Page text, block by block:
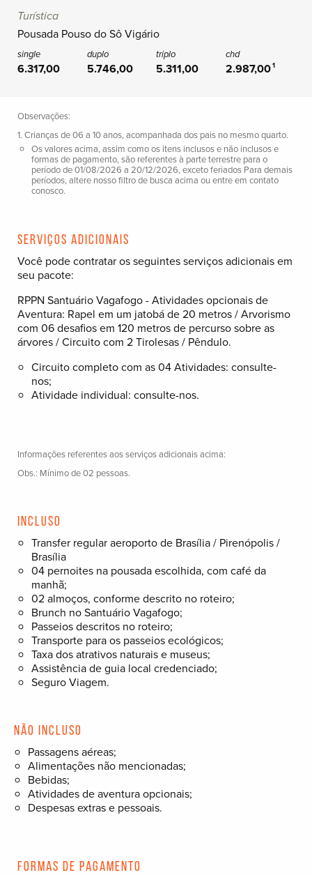
Turística
Pousada Pouso do Sô Vigário
6.317,00 5.746,00 5.311,00 2.987,001
Observações:
1. Crianças de 06 a 10 anos, acompanhada dos pais no mesmo quarto.
Os valores acima, assim como os itens inclusos e não inclusos e
formas de pagamento, são referentes à parte terrestre para o
período de 01/08/2026 a 20/12/2026, exceto feriados Para demais
períodos, altere nosso filtro de busca acima ou entre em contato
conosco.
Serviços Adicionais
Você pode contratar os seguintes serviços adicionais em
seu pacote:
RPPN Santuário Vagafogo - Atividades opcionais de
Aventura: Rapel em um jatobá de 20 metros / Arvorismo
com 06 desafios em 120 metros de percurso sobre as
árvores / Circuito com 2 Tirolesas / Pêndulo.
Circuito completo com as 04 Atividades: consulte-
nos;
Atividade individual: consulte-nos.
Informações referentes aos serviços adicionais acima:
Obs.: Mínimo de 02 pessoas.
Incluso
Transfer regular aeroporto de Brasília / Pirenópolis /
Brasília
04 pernoites na pousada escolhida, com café da
manhã;
02 almoços, conforme descrito no roteiro;
Brunch no Santuário Vagafogo;
Passeios descritos no roteiro;
Transporte para os passeios ecológicos;
Taxa dos atrativos naturais e museus;
Assistência de guia local credenciado;
Seguro Viagem.
Não incluso
Passagens aéreas;
Alimentações não mencionadas;
Bebidas;
Atividades de aventura opcionais;
Despesas extras e pessoais.
Formas de pagamento